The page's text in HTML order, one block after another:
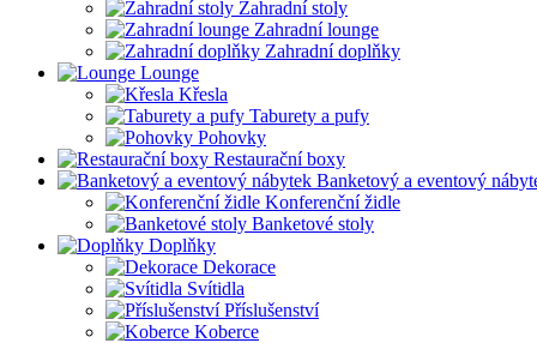
Zahradní stoly
Zahradní lounge
Zahradní doplňky
Lounge
Křesla
Taburety a pufy
Pohovky
Restaurační boxy
Banketový a eventový
Konferenční židle
Banketové stoly
Doplňky
Dekorace
Svítidla
Příslušenství
Koberce